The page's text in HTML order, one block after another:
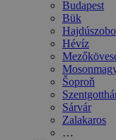
Budapest
Bük
Hévíz
Šoproň
Sárvár
Zalakaros
…